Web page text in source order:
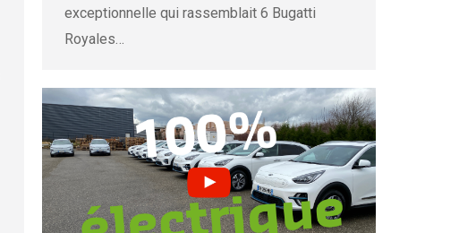
exceptionnelle qui rassemblait 6 Bugatti
Royales…